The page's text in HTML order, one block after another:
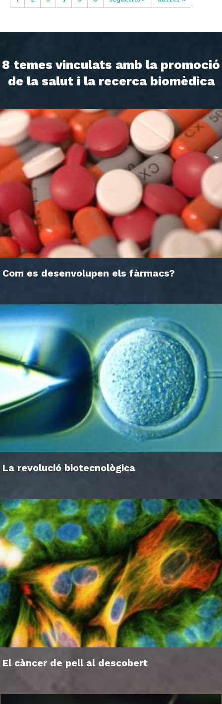
8 temes vinculats amb la promoció
de la salut i la recerca biomèdica
Com es desenvolupen els fàrmacs?
La revolució biotecnològica
El càncer de pell al descobert